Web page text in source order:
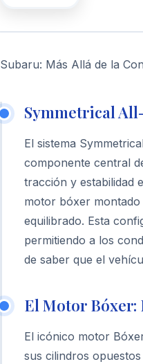
Subaru: Más Allá de la
Symmetrical
El sistema
componente central
tracción y estabilidad
motor bóxer
equilibrado. Esta
permitiendo a los
de saber que el
El Motor
El icónico motor
sus cilindros